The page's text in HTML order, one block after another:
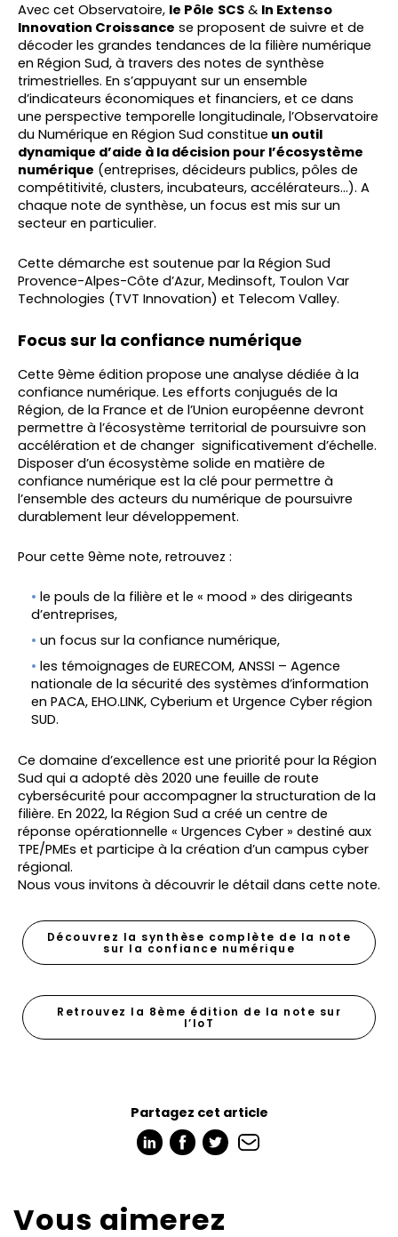
Avec cet Observatoire, le Pôle SCS & In Extenso
Innovation Croissance se proposent de suivre et de
décoder les grandes tendances de la filière numérique
en Région Sud, à travers des notes de synthèse
trimestrielles. En s’appuyant sur un ensemble
d’indicateurs économiques et financiers, et ce dans
une perspective temporelle longitudinale, l’Observatoire
du Numérique en Région Sud constitue un outil
dynamique d’aide à la décision pour l’écosystème
numérique (entreprises, décideurs publics, pôles de
compétitivité, clusters, incubateurs, accélérateurs…). A
chaque note de synthèse, un focus est mis sur un
secteur en particulier.
Cette démarche est soutenue par la Région Sud
Provence-Alpes-Côte d’Azur, Medinsoft, Toulon Var
Technologies (TVT Innovation) et Telecom Valley.
Focus sur la confiance numérique
Cette 9ème édition propose une analyse dédiée à la
confiance numérique. Les efforts conjugués de la
Région, de la France et de l’Union européenne devront
permettre à l’écosystème territorial de poursuivre son
accélération et de changer significativement d’échelle.
Disposer d’un écosystème solide en matière de
confiance numérique est la clé pour permettre à
l’ensemble des acteurs du numérique de poursuivre
durablement leur développement.
Pour cette 9ème note, retrouvez :
le pouls de la filière et le « mood » des dirigeants
d’entreprises,
un focus sur la confiance numérique,
les témoignages de EURECOM, ANSSI – Agence
nationale de la sécurité des systèmes d’information
en PACA, EHO.LINK, Cyberium et Urgence Cyber région
SUD.
Ce domaine d’excellence est une priorité pour la Région
Sud qui a adopté dès 2020 une feuille de route
cybersécurité pour accompagner la structuration de la
filière. En 2022, la Région Sud a créé un centre de
réponse opérationnelle « Urgences Cyber » destiné aux
TPE/PMEs et participe à la création d’un campus cyber
régional.
Nous vous invitons à découvrir le détail dans cette note.
Découvrez la synthèse complète de la note
sur la confiance numérique
Retrouvez la 8ème édition de la note sur
l’IoT
Partagez cet article
Vous aimerez